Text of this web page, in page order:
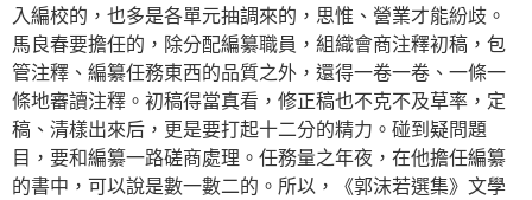
入編校的，也多是各單元抽調來的，思惟、營業才能紛歧。
馬良春要擔任的，除分配編纂職員，組織會商注釋初稿，包
管注釋、編纂任務東西的品質之外，還得一卷一卷、一條一
條地審讀注釋。初稿得當真看，修正稿也不克不及草率，定
稿、清樣出來后，更是要打起十二分的精力。碰到疑問題
目，要和編纂一路磋商處理。任務量之年夜，在他擔任編纂
的書中，可以說是數一數二的。所以，《郭沫若選集》文學